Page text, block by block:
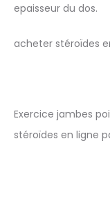
epaisseur du dos.
acheter stéroïdes
Exercice jambes
stéroïdes en ligne